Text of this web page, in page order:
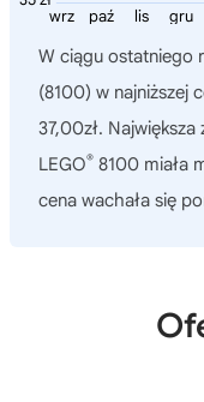
gru
lis
paź
wrz
W ciągu ostatniego
(8100) w najniższej
37,00zł.
LEGO® 8100 miała
cena wachała się